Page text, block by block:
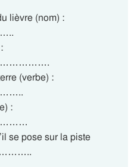
lièvre (nom) :
(verbe) :
:
se pose sur la piste